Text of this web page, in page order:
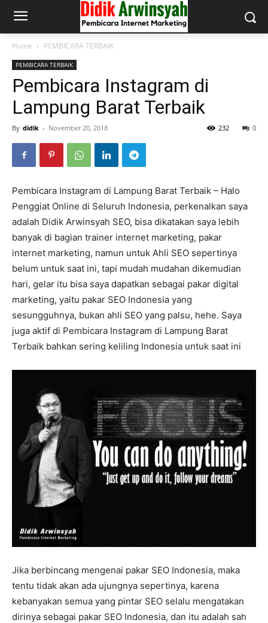
Home PEMBICARA TERBAIK
PEMBICARA TERBAIK
Pembicara Instagram di
Lampung Barat Terbaik
By didik - November 20, 2018 0
232
Pembicara Instagram di Lampung Barat Terbaik – Halo
Penggiat Online di Seluruh Indonesia, perkenalkan saya
adalah Didik Arwinsyah SEO, bisa dikatakan saya lebih
banyak di bagian trainer internet marketing, pakar
internet marketing, namun untuk Ahli SEO sepertinya
belum untuk saat ini, tapi mudah mudahan dikemudian
hari, gelar itu bisa saya dapatkan sebagai pakar digital
marketing, yaitu pakar SEO Indonesia yang
sesungguhnya, bukan ahli SEO yang palsu, hehe. Saya
juga aktif di Pembicara Instagram di Lampung Barat
Terbaik bahkan sering keliling Indonesia untuk saat ini
Jika berbincang mengenai pakar SEO Indonesia, maka
tentu tidak akan ada ujungnya sepertinya, karena
kebanyakan semua yang pintar SEO selalu mengatakan
dirinya sebagai pakar SEO Indonesia, dan itu adalah sah